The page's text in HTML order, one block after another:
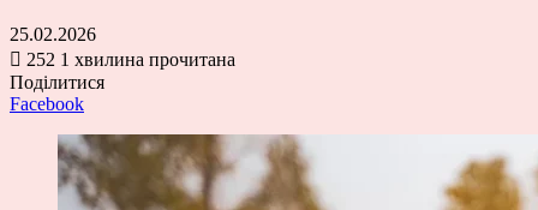
25.02.2026
252 1 хвилина прочитана
Поділитися
Facebook